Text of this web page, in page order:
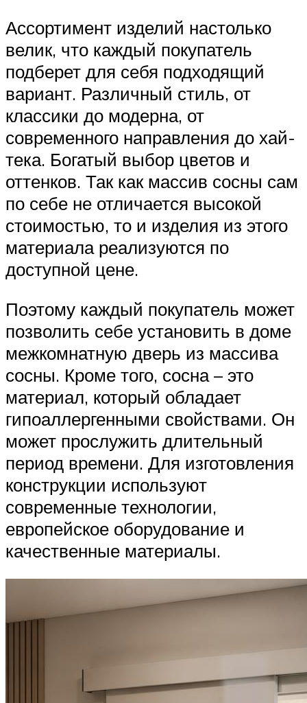
Ассортимент изделий настолько
велик, что каждый покупатель
подберет для себя подходящий
вариант. Различный стиль, от
классики до модерна, от
современного направления до хай-
тека. Богатый выбор цветов и
оттенков. Так как массив сосны сам
по себе не отличается высокой
стоимостью, то и изделия из этого
материала реализуются по
доступной цене.
Поэтому каждый покупатель может
позволить себе установить в доме
межкомнатную дверь из массива
сосны. Кроме того, сосна – это
материал, который обладает
гипоаллергенными свойствами. Он
может прослужить длительный
период времени. Для изготовления
конструкции используют
современные технологии,
европейское оборудование и
качественные материалы.